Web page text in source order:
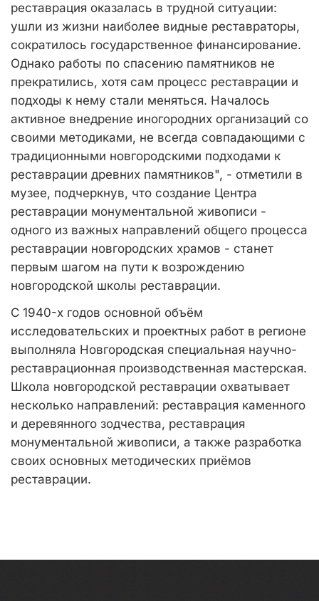
реставрация оказалась в трудной ситуации:
ушли из жизни наиболее видные реставраторы,
сократилось государственное финансирование.
Однако работы по спасению памятников не
прекратились, хотя сам процесс реставрации и
подходы к нему стали меняться. Началось
активное внедрение иногородних организаций со
своими методиками, не всегда совпадающими с
традиционными новгородскими подходами к
реставрации древних памятников", - отметили в
музее, подчеркнув, что создание Центра
реставрации монументальной живописи -
одного из важных направлений общего процесса
реставрации новгородских храмов - станет
первым шагом на пути к возрождению
новгородской школы реставрации.
С 1940-х годов основной объём
исследовательских и проектных работ в регионе
выполняла Новгородская специальная научно-
реставрационная производственная мастерская.
Школа новгородской реставрации охватывает
несколько направлений: реставрация каменного
и деревянного зодчества, реставрация
монументальной живописи, а также разработка
своих основных методических приёмов
реставрации.